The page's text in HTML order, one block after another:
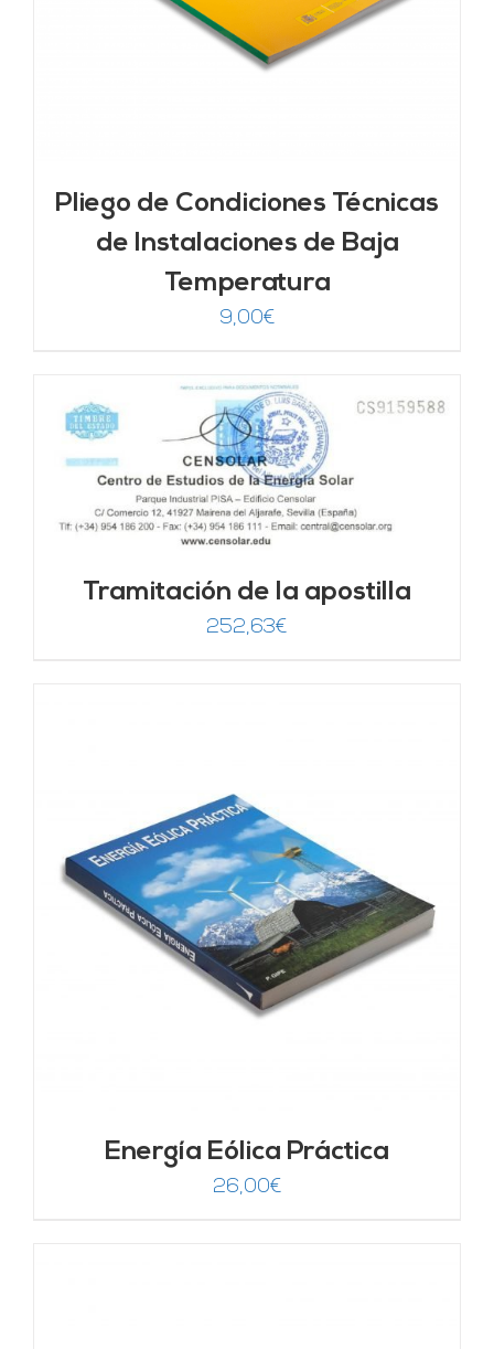
Pliego de Condiciones Técnicas
de Instalaciones de Baja
Temperatura
9,00€
Tramitación de la apostilla
252,63€
Energía Eólica Práctica
26,00€